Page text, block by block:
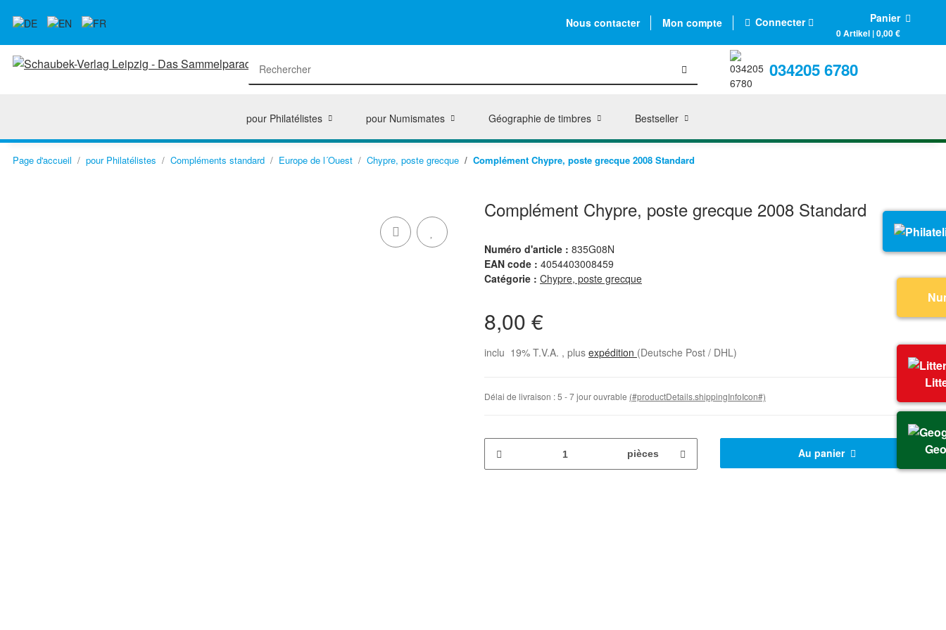
Nous contacter Mon compte Connecter Panier
0 Artikel | 0,00 €
034205 6780
pour Philatélistes pour Numismates Géographie de timbres Bestseller
Page d'accueil pour Philatélistes Compléments standard Europe de l´Ouest Chypre, poste grecque Complément Chypre, poste grecque 2008 Standard
Complément Chypre, poste grecque 2008 Standard
Numéro d'article : 835G08N
EAN code : 4054403008459
Catégorie : Chypre, poste grecque
8,00 €
inclu 19% T.V.A. , plus expédition (Deutsche Post / DHL)
Délai de livraison :5 - 7 jour ouvrable (#productDetails.shippingInfoIcon#)
pièces Au panier